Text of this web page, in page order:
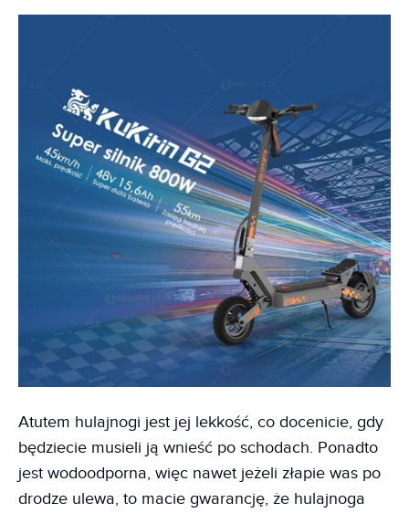
Atutem hulajnogi jest jej lekkość, co docenicie, gdy
będziecie musieli ją wnieść po schodach. Ponadto
jest wodoodporna, więc nawet jeżeli złapie was po
drodze ulewa, to macie gwarancję, że hulajnoga